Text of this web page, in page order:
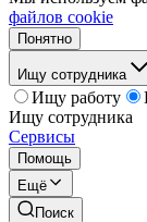
файлов cookie
Понятно
Ищу сотрудника
Ищу работу
Ищу сотрудника
Сервисы
Помощь
Ещё
Поиск